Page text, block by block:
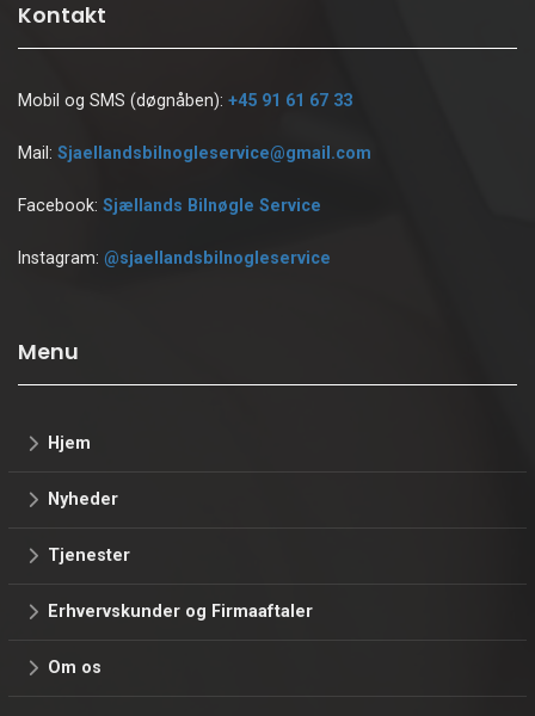
Kontakt
Mobil og SMS (døgnåben): +45 91 61 67 33
Mail: Sjaellandsbilnogleservice@gmail.com
Facebook: Sjællands Bilnøgle Service
Instagram: @sjaellandsbilnogleservice
Menu
Hjem
Nyheder
Tjenester
Erhvervskunder og Firmaaftaler
Om os